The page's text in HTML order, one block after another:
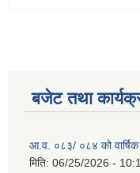
बजेट तथा
आ.व. ०८३/ ०८४ को
मिति: 06/25/2026 -